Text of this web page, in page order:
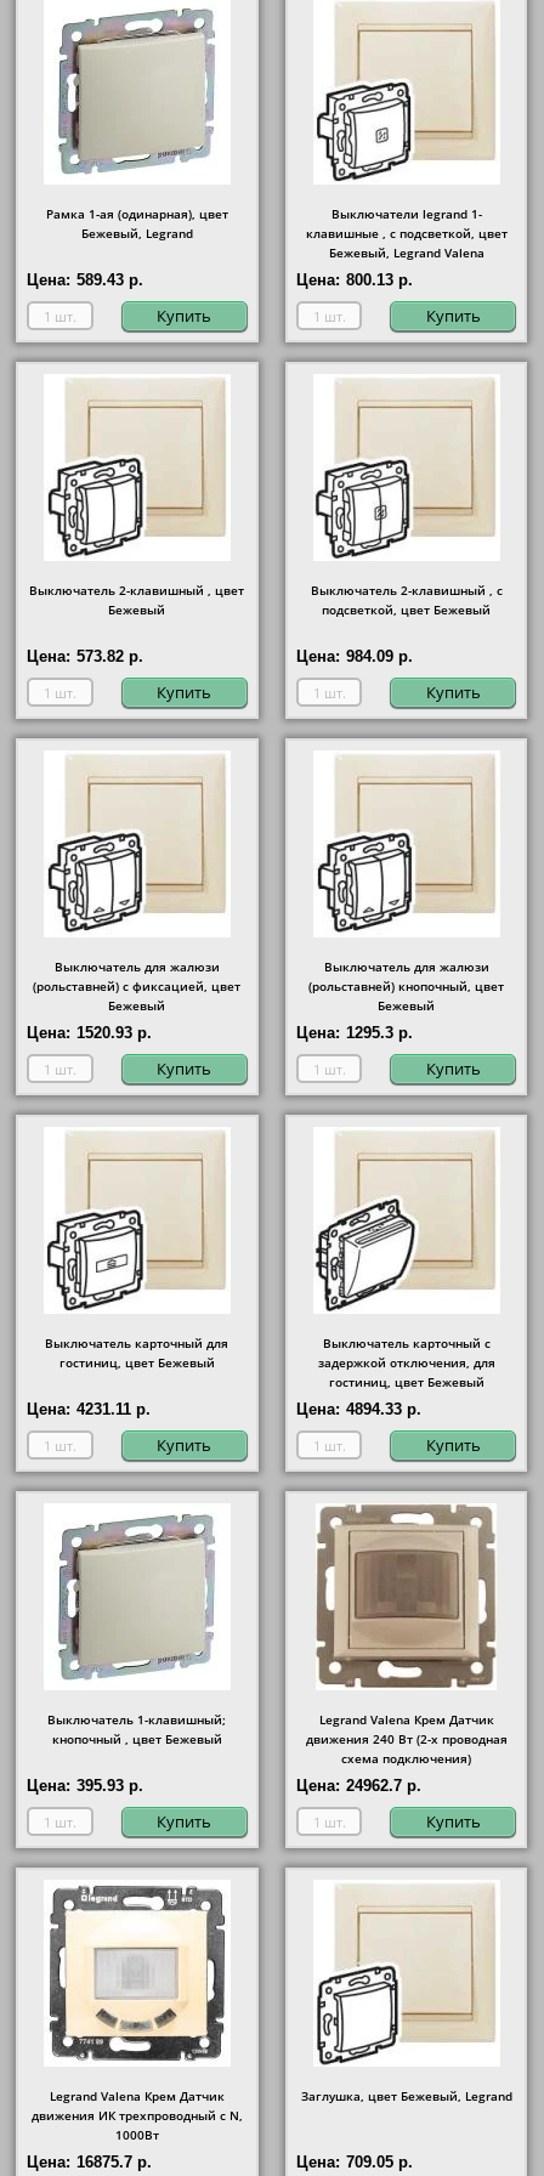
Рамка 1-ая (одинарная), цвет
Бежевый, Legrand
Цена: 589.43 р.
Купить
Выключатели legrand 1-
клавишные , с подсветкой, цвет
Бежевый, Legrand Valena
Цена: 800.13 р.
Купить
Выключатель 2-клавишный , цвет
Бежевый
Цена: 573.82 р.
Купить
Выключатель 2-клавишный , с
подсветкой, цвет Бежевый
Цена: 984.09 р.
Купить
Выключатель для жалюзи
(рольставней) с фиксацией, цвет
Бежевый
Цена: 1520.93 р.
Купить
Выключатель для жалюзи
(рольставней) кнопочный, цвет
Бежевый
Цена: 1295.3 р.
Купить
Выключатель карточный для
гостиниц, цвет Бежевый
Цена: 4231.11 р.
Купить
Выключатель карточный с
задержкой отключения, для
гостиниц, цвет Бежевый
Цена: 4894.33 р.
Купить
Выключатель 1-клавишный;
кнопочный , цвет Бежевый
Цена: 395.93 р.
Купить
Legrand Valena Крем Датчик
движения 240 Вт (2-х проводная
схема подключения)
Цена: 24962.7 р.
Купить
Legrand Valena Крем Датчик
движения ИК трехпроводный с N,
1000Вт
Цена: 16875.7 р.
Заглушка, цвет Бежевый, Legrand
Цена: 709.05 р.